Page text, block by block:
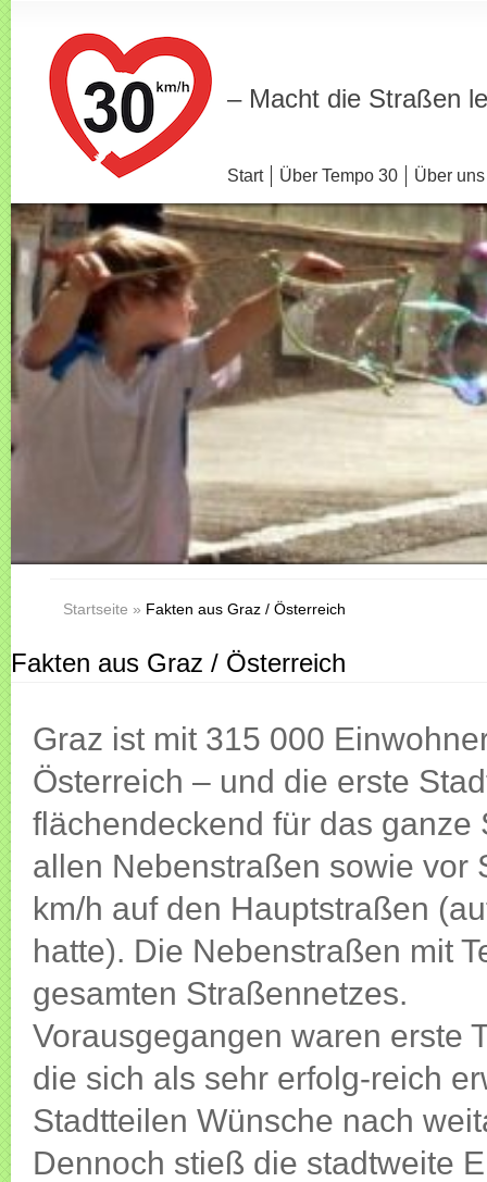
– Macht die Straßen
Start Über Tempo 30 Über uns
Startseite » Fakten aus Graz / Österreich
Fakten aus Graz / Österreich
Graz ist mit 315 000
Österreich – und die erste
flächendeckend für das
allen Nebenstraßen sowie vor
km/h auf den Hauptstraßen
hatte). Die Nebenstraßen mit
gesamten Straßennetzes.
Vorausgegangen waren erste
die sich als sehr erfolg-reich
Stadtteilen Wünsche nach
Dennoch stieß die stadtweite